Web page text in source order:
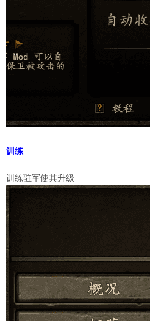
训练
训练驻军使其升级